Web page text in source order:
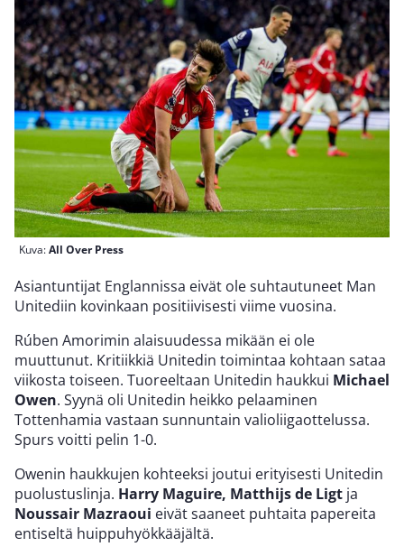
Kuva:All Over Press
Asiantuntijat Englannissa eivät ole suhtautuneet Man
Unitediin kovinkaan positiivisesti viime vuosina.
Rúben Amorimin alaisuudessa mikään ei ole
muuttunut. Kritiikkiä Unitedin toimintaa kohtaan sataa
viikosta toiseen. Tuoreeltaan Unitedin haukkui Michael
Owen. Syynä oli Unitedin heikko pelaaminen
Tottenhamia vastaan sunnuntain valioliigaottelussa.
Spurs voitti pelin 1-0.
Owenin haukkujen kohteeksi joutui erityisesti Unitedin
puolustuslinja. Harry Maguire, Matthijs de Ligt ja
Noussair Mazraoui eivät saaneet puhtaita papereita
entiseltä huippuhyökkääjältä.